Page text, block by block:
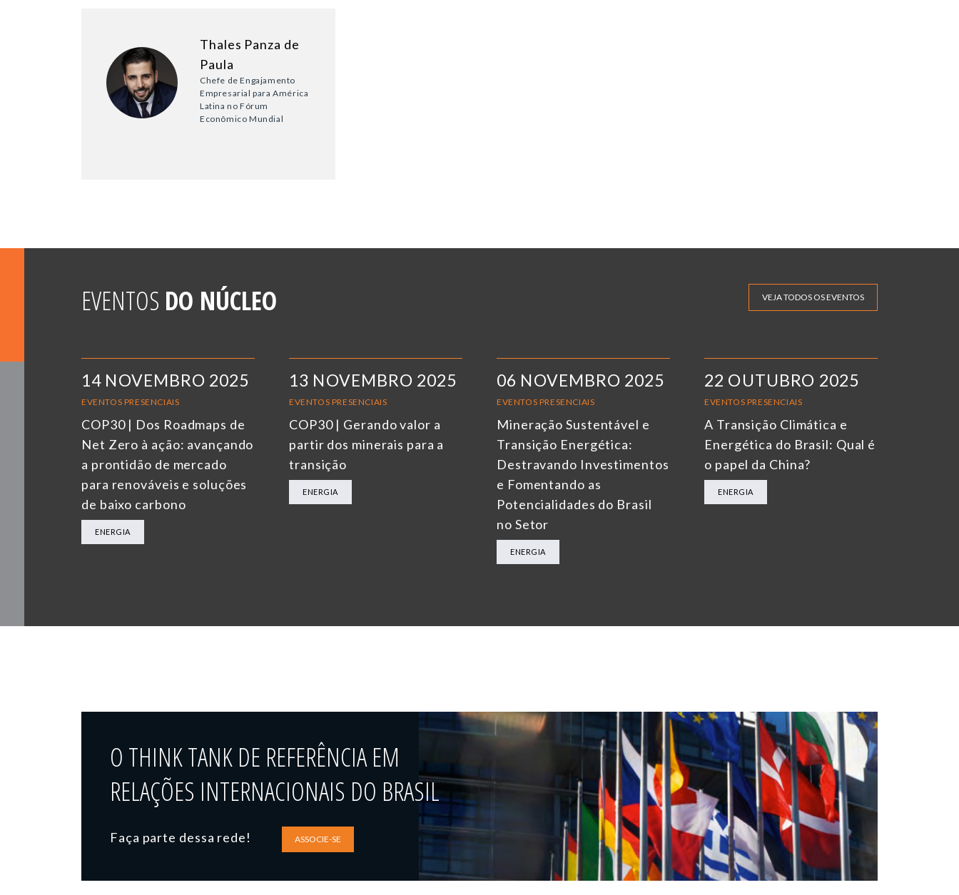
Thales Panza de
Paula
Chefe de Engajamento
Empresarial para América
Latina no Fórum
Econômico Mundial
EVENTOS DO NÚCLEO VEJA TODOS OS EVENTOS
14 NOVEMBRO 2025
EVENTOS PRESENCIAIS
COP30 | Dos Roadmaps de
Net Zero à ação: avançando
a prontidão de mercado
para renováveis e soluções
de baixo carbono
ENERGIA
13 NOVEMBRO 2025
EVENTOS PRESENCIAIS
COP30 | Gerando valor a
partir dos minerais para a
transição
ENERGIA
06 NOVEMBRO 2025
EVENTOS PRESENCIAIS
Mineração Sustentável e
Transição Energética:
Destravando Investimentos
e Fomentando as
Potencialidades do Brasil
no Setor
ENERGIA
22 OUTUBRO 2025
EVENTOS PRESENCIAIS
A Transição Climática e
Energética do Brasil: Qual é
o papel da China?
ENERGIA
O THINK TANK DE REFERÊNCIA EM
RELAÇÕES INTERNACIONAIS DO BRASIL
Faça parte dessa rede! ASSOCIE-SE